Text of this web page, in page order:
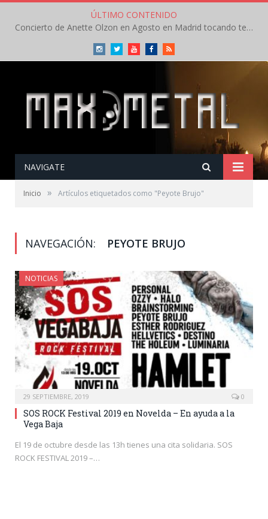
ÚLTIMO CONTENIDO
Concierto de Anette Olzon en Agosto en Madrid tocando temas de Nightwish
InstagramTwitterYoutubeFacebookRSS
NAVIGATE
Inicio » Artículos etiquetados como "Peyote Brujo"
NAVEGACIÓN: PEYOTE BRUJO
NOTICIAS
29 SEPTIEMBRE, 2019 0
SOS ROCK Festival 2019 en Novelda – En ayuda a la
Vega Baja
El 19 de octubre desde las 13h tienes una cita solidaria. SOS
ROCK FESTIVAL 2019 –…